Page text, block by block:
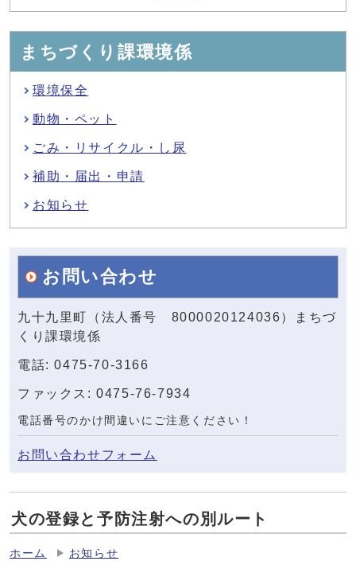
まちづくり課環境係
環境保全
動物・ペット
ごみ・リサイクル・し尿
補助・届出・申請
お知らせ
お問い合わせ
九十九里町（法人番号 8000020124036）まちづ
くり課環境係
電話: 0475-70-3166
ファックス: 0475-76-7934
電話番号のかけ間違いにご注意ください！
お問い合わせフォーム
犬の登録と予防注射への別ルート
ホーム お知らせ